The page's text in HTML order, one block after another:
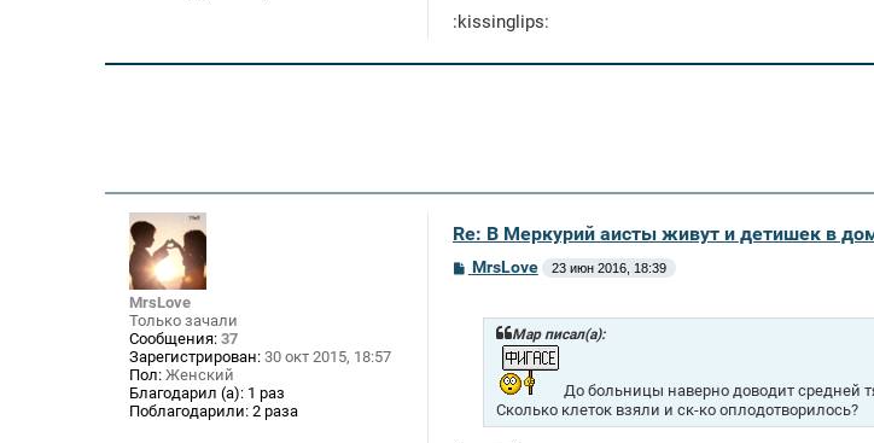
:kissinglips:
MrsLove
Только зачали
Сообщения: 37
Зарегистрирован: 30 окт 2015, 18:57
Пол: Женский
Благодарил (а): 1 раз
Поблагодарили: 2 раза
Re: В Меркурий аисты живут и детишек в
СMrsLove 23 июн 2016, 18:39
Mар писал(а):
До больницы наверно доводит средней
Сколько клеток взяли и ск-ко оплодотворилось?